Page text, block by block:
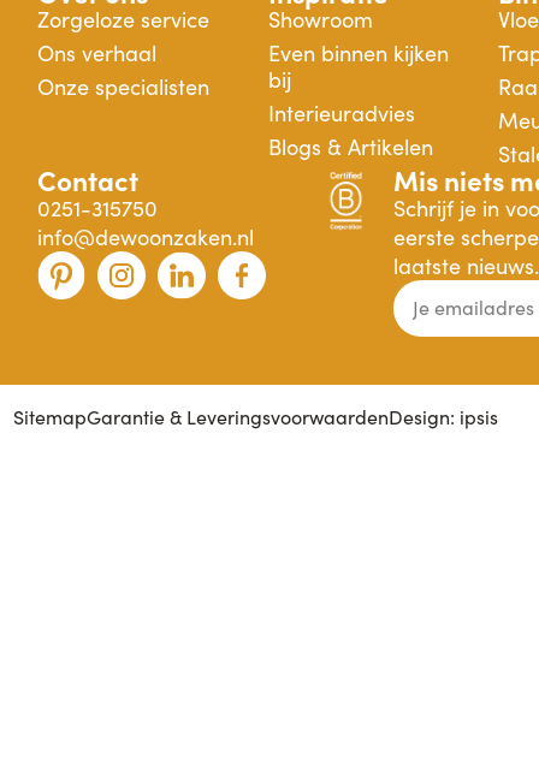
Zorgeloze service
Ons verhaal
Onze specialisten
Showroom
Even binnen kijken
bij
Interieuradvies
Blogs & Artikelen
Contact
0251-315750
info@dewoonzaken.nl
Mis niets
Schrijf je in
eerste
laatste nieuws.
SitemapGarantie & LeveringsvoorwaardenDesign: ipsis